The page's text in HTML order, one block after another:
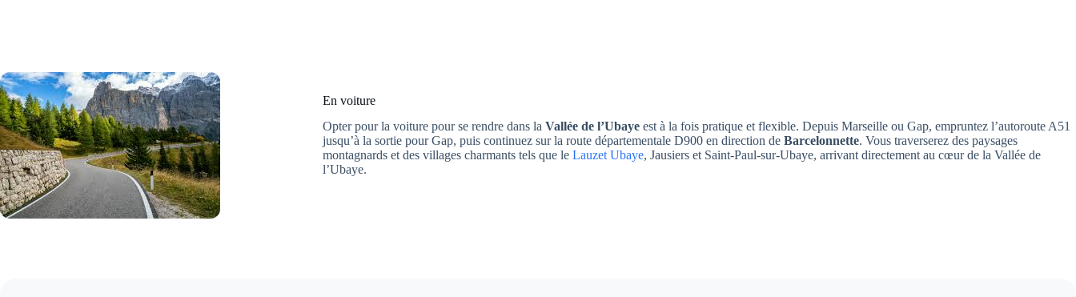
En voiture
Opter pour la voiture pour se rendre dans laVallée de l’Ubayeest à la fois pratique et flexible. Depuis Marseille ou Gap, empruntez l’autoroute A51
jusqu’à la sortie pour Gap, puis continuez sur la route départementale D900 en direction deBarcelonnette. Vous traverserez des paysages
montagnards et des villages charmants tels que leLauzet Ubaye, Jausiers et Saint-Paul-sur-Ubaye, arrivant directement au cœur de la Vallée de
l’Ubaye.